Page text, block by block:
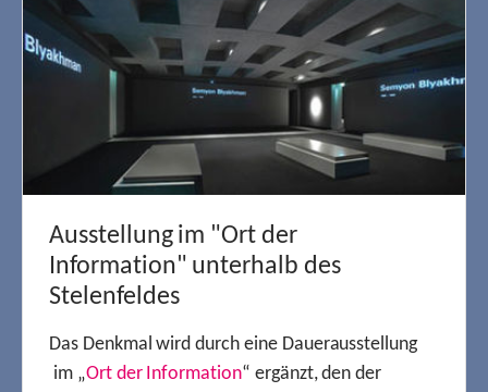
Ausstellung im "Ort der
Information" unterhalb des
Stelenfeldes
Das Denkmal wird durch eine Dauerausstellung
im „Ort der Information“ ergänzt, den der